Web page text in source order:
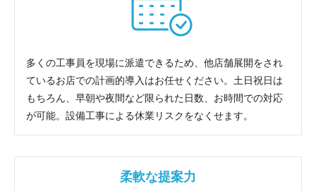
多くの工事員を現場に派遣できるため、他店舗展開をされ
ているお店での計画的導入はお任せください。土日祝日は
もちろん、早朝や夜間など限られた日数、お時間での対応
が可能。設備工事による休業リスクをなくせます。
柔軟な提案力